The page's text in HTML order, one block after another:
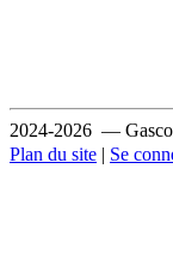
2024-2026 —
Plan du site | Se